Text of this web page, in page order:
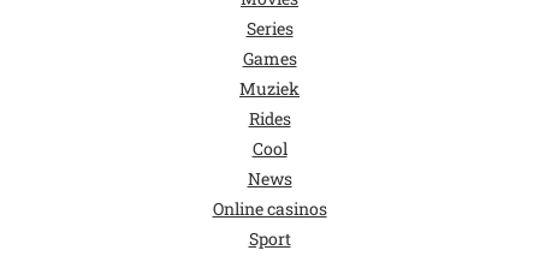
Series
Games
Muziek
Rides
Cool
News
Online casinos
Sport